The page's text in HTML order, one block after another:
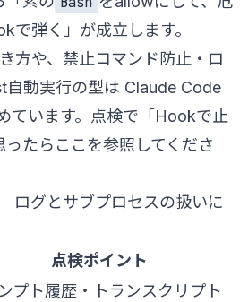
で弾く」が成立します。
方や、禁止コマンド防止・ロ
動実行の型は Claude Code
ています。点検で「Hookで止
たらここを参照してくださ
ログとサブプロセスの扱いに
点検ポイント
プト履歴・トランスクリプト